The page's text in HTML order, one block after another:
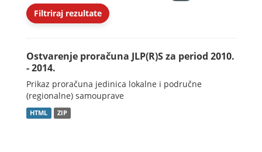
Filtriraj rezultate
Ostvarenje proračuna JLP(R)S za period 2010.
- 2014.
Prikaz proračuna jedinica lokalne i područne
(regionalne) samouprave
HTML ZIP